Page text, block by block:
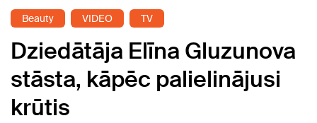
Beauty VIDEO TV
Dziedātāja Elīna Gluzunova
stāsta, kāpēc palielinājusi
krūtis